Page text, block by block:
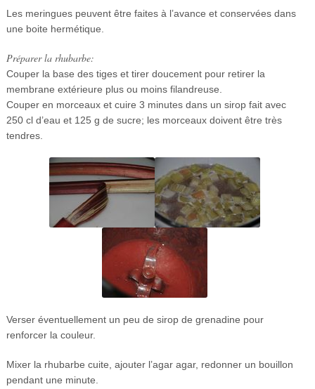
Les meringues peuvent être faites à l’avance et conservées dans
une boite hermétique.
Préparer la rhubarbe:
Couper la base des tiges et tirer doucement pour retirer la
membrane extérieure plus ou moins filandreuse.
Couper en morceaux et cuire 3 minutes dans un sirop fait avec
250 cl d’eau et 125 g de sucre; les morceaux doivent être très
tendres.
Verser éventuellement un peu de sirop de grenadine pour
renforcer la couleur.
Mixer la rhubarbe cuite, ajouter l’agar agar, redonner un bouillon
pendant une minute.